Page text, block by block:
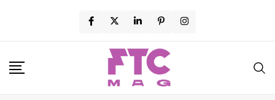
content